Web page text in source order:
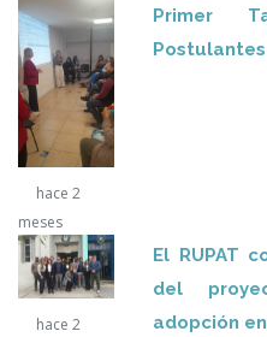
hace 2
meses
Primer
hace 2
El RUPAT
del
adopción